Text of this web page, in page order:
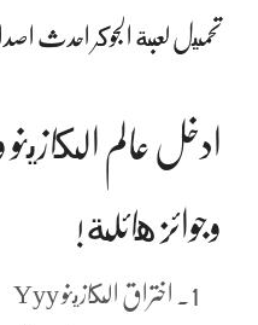
تحميل لعبة الجوكر احدث
ادخل عالم الكازينو
وجوائز هائلة!
اختراق الكازينو Yyy